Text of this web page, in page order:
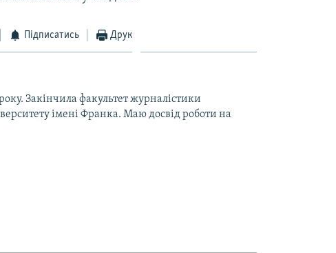
Підписатись Друк
Закінчила факультет журналістики
імені Франка. Маю досвід роботи на